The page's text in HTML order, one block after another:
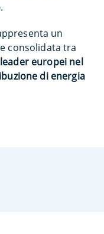
.
un
consolidata tra
leader europei nel
di energia